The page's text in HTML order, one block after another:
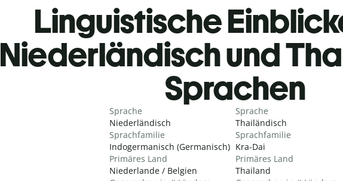
Linguistische
Niederländisch und
Sprachen
Sprache
Niederländisch
Sprachfamilie
Indogermanisch (Germanisch)
Primäres Land
Niederlande / Belgien
Sprache
Thailändisch
Sprachfamilie
Kra-Dai
Primäres Land
Thailand